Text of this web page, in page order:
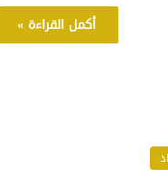
أكمل القراءة »